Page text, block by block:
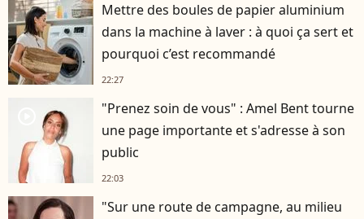
Mettre des boules de papier aluminium
dans la machine à laver : à quoi ça sert et
pourquoi c’est recommandé
22:27
"Prenez soin de vous" : Amel Bent tourne
une page importante et s'adresse à son
public
22:03
"Sur une route de campagne, au milieu